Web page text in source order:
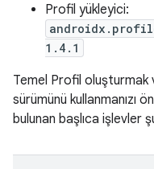
Profil yükleyici:
1.4.1
Temel Profil oluşturmak
sürümünü kullanmanızı
bulunan başlıca işlevler